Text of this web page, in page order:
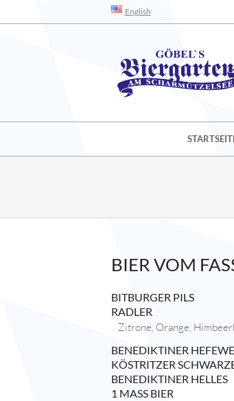
to
English
BIER VOM
BITBURGER PILS
RADLER
Zitrone, Orange,
BENEDIKTINER
KÖSTRITZER
BENEDIKTINER HELLES
1 MASS BIER